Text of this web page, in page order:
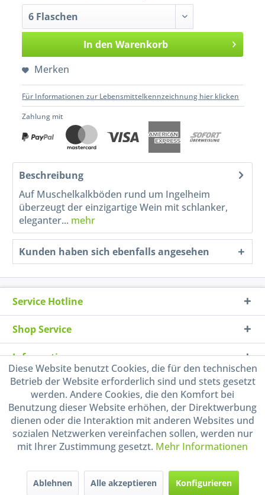
In den Warenkorb
Merken
Für Informationen zur Lebensmittelkennzeichnung hier klicken
Zahlung mit
Beschreibung
Auf Muschelkalkböden rund um Ingelheim
überzeugt der einzigartige Wein mit schlanker,
eleganter... mehr
Kunden haben sich ebenfalls angesehen
Service Hotline
Shop Service
Informationen
Handel mit BIO-Weinen
kontrolliert und zertifiziert
durch DE-ÖKO-009
Diese Website benutzt Cookies, die für den technischen
Betrieb der Website erforderlich sind und stets gesetzt
werden. Andere Cookies, die den Komfort bei
Benutzung dieser Website erhöhen, der Direktwerbung
dienen oder die Interaktion mit anderen Websites und
sozialen Netzwerken vereinfachen sollen, werden nur
mit Ihrer Zustimmung gesetzt. Mehr Informationen
Ablehnen Alle akzeptieren Konfigurieren